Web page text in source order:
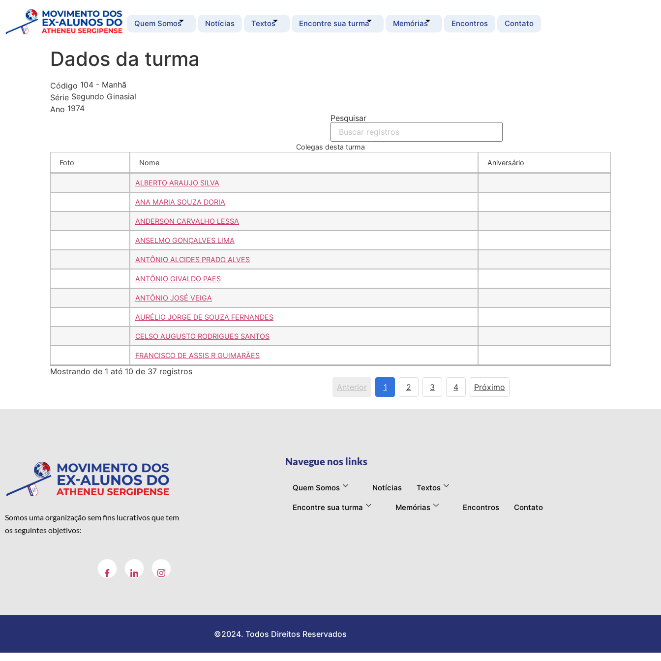
Quem Somos Notícias Textos Encontre sua turma Memórias Encontros Contato
Dados da turma
Código 104 - Manhã
Série Segundo Ginasial
Ano 1974
Pesquisar
Colegas desta turma
Foto
Nome Aniversário
ALBERTO ARAUJO SILVA
ANA MARIA SOUZA DORIA
ANDERSON CARVALHO LESSA
ANSELMO GONÇALVES LIMA
ANTÔNIO ALCIDES PRADO ALVES
ANTÔNIO GIVALDO PAES
ANTÔNIO JOSÉ VEIGA
AURÉLIO JORGE DE SOUZA FERNANDES
CELSO AUGUSTO RODRIGUES SANTOS
FRANCISCO DE ASSIS R GUIMARÃES
Mostrando de 1 até 10 de 37 registros
Anterior
1 2 3 4 Próximo
Somos uma organização sem fins lucrativos que tem
os seguintes objetivos:
Navegue nos links
Quem Somos Notícias Textos
Encontre sua turma Memórias Encontros Contato
©2024. Todos Direitos Reservados